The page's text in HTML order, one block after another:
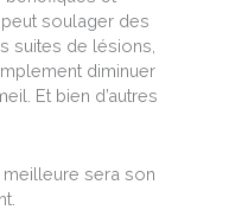
soulager des
suites de lésions,
diminuer
Et bien d’autres
sera son